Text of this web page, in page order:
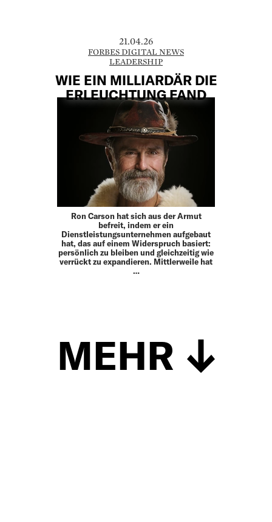
21.04.26
FORBES DIGITAL NEWS
LEADERSHIP
WIE EIN MILLIARDÄR DIE
ERLEUCHTUNG FAND
Ron Carson hat sich aus der Armut
befreit, indem er ein
Dienstleistungsunternehmen aufgebaut
hat, das auf einem Widerspruch basiert:
persönlich zu bleiben und gleichzeitig wie
verrückt zu expandieren. Mittlerweile hat
…
MEHR